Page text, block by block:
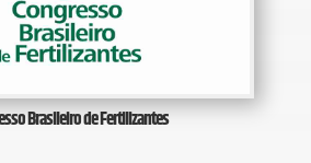
Brasileiro de Fertilizantes